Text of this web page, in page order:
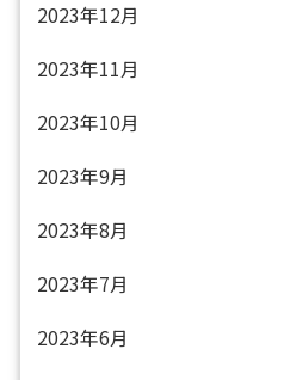
2023年12月
2023年11月
2023年10月
2023年9月
2023年8月
2023年7月
2023年6月